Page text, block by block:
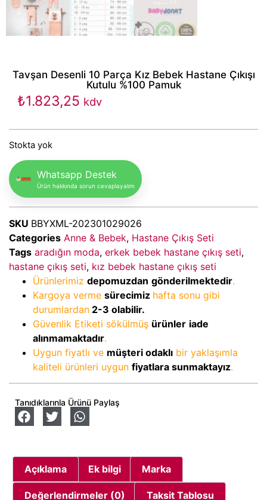
Tavşan Desenli 10 Parça Kız Bebek Hastane Çıkışı
Kutulu %100 Pamuk
₺1.823,25 kdv
Stokta yok
Whatsapp Destek
Ürün hakkında sorun cevaplayalım
SKU BBYXML-202301029026
Categories Anne & Bebek, Hastane Çıkış Seti
Tags aradığın moda, erkek bebek hastane çıkış seti,
hastane çıkış seti, kız bebek hastane çıkış seti
Ürünlerimiz depomuzdan gönderilmektedir.
Kargoya verme sürecimiz hafta sonu gibi
durumlardan 2-3 olabilir.
Güvenlik Etiketi sökülmüş ürünler iade
alınmamaktadır.
Uygun fiyatlı ve müşteri odaklı bir yaklaşımla
kaliteli ürünleri uygun fiyatlara sunmaktayız.
Tanıdıklarınla Ürünü Paylaş
Açıklama Ek bilgi Marka
Değerlendirmeler (0) Taksit Tablosu